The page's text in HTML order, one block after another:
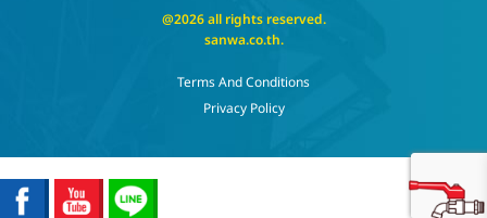
@2026 all rights reserved.
sanwa.co.th.
Terms And Conditions
Privacy Policy